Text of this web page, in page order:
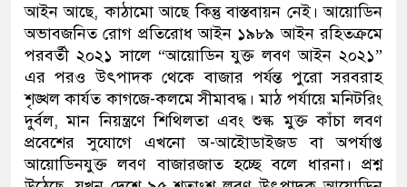
আইন আছে, কাঠামো আছে কিন্তু বাস্তবায়ন নেই। আয়োডিন
অভাবজনিত রোগ প্রতিরোধ আইন ১৯৮৯ আইন রহিতক্রমে
পরবর্তী ২০২১ সালে “আয়োডিন যুক্ত লবণ আইন ২০২১”
এর পরও উৎপাদক থেকে বাজার পর্যন্ত পুরো সরবরাহ
শৃঙ্খল কার্যত কাগজে-কলমে সীমাবদ্ধ। মাঠ পর্যায়ে মনিটরিং
দুর্বল, মান নিয়ন্ত্রণে শিথিলতা এবং শুল্ক মুক্ত কাঁচা লবণ
প্রবেশের সুযোগে এখনো অ-আইোডাইজড বা অপর্যাপ্ত
আয়োডিনযুক্ত লবণ বাজারজাত হচ্ছে বলে ধারনা। প্রশ্ন